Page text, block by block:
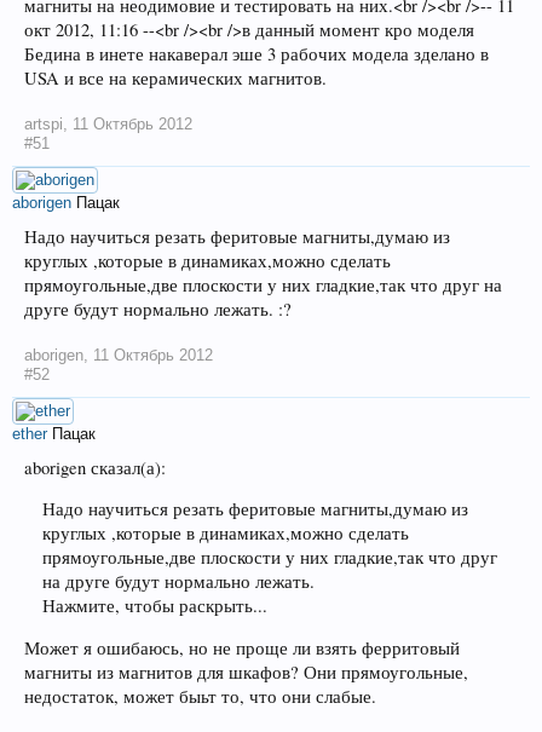
магниты на неодимовие и тестировать на них.<br /><br />-- 11
окт 2012, 11:16 --<br /><br />в данный момент кро моделя
Бедина в инете накаверал эше 3 рабочих модела зделано в
USA и все на керамических магнитов.
artspi
11 Октябрь 2012
#51
aborigen Пацак
Надо научиться резать феритовые магниты,думаю из
круглых ,которые в динамиках,можно сделать
прямоугольные,две плоскости у них гладкие,так что друг на
друге будут нормально лежать. :?
aborigen 11 Октябрь 2012
#52
ether Пацак
aborigen сказал(а):
Надо научиться резать феритовые магниты,думаю из
круглых ,которые в динамиках,можно сделать
прямоугольные,две плоскости у них гладкие,так что друг
на друге будут нормально лежать.
Нажмите, чтобы раскрыть...
Может я ошибаюсь, но не проще ли взять ферритовый
магниты из магнитов для шкафов? Они прямоугольные,
недостаток, может быьт то, что они слабые.